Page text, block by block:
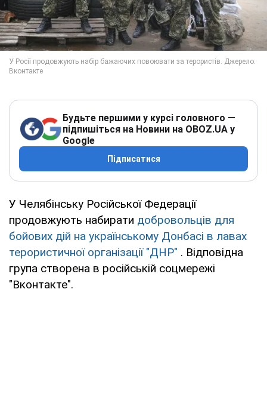
Будьте першими у курсі головного —
підпишіться на Новини на OBOZ.UA у
Google
Підписатися
У Челябінську Російської Федерації
продовжують набирати добровольців для
бойових дій на українському Донбасі в лавах
терористичної організації "ДНР" . Відповідна
група створена в російській соцмережі
"Вконтакте".